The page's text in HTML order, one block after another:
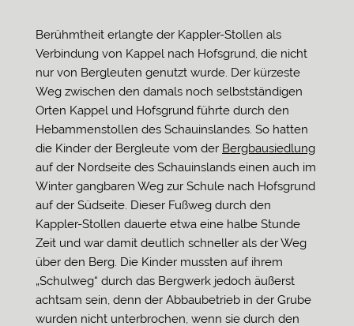
Berühmtheit erlangte der Kappler-Stollen als
Verbindung von Kappel nach Hofsgrund, die nicht
nur von Bergleuten genutzt wurde. Der kürzeste
Weg zwischen den damals noch selbstständigen
Orten Kappel und Hofsgrund führte durch den
Hebammenstollen des Schauinslandes. So hatten
die Kinder der Bergleute vom der Bergbausiedlung
auf der Nordseite des Schauinslands einen auch im
Winter gangbaren Weg zur Schule nach Hofsgrund
auf der Südseite. Dieser Fußweg durch den
Kappler-Stollen dauerte etwa eine halbe Stunde
Zeit und war damit deutlich schneller als der Weg
über den Berg. Die Kinder mussten auf ihrem
„Schulweg“ durch das Bergwerk jedoch äußerst
achtsam sein, denn der Abbaubetrieb in der Grube
wurden nicht unterbrochen, wenn sie durch den